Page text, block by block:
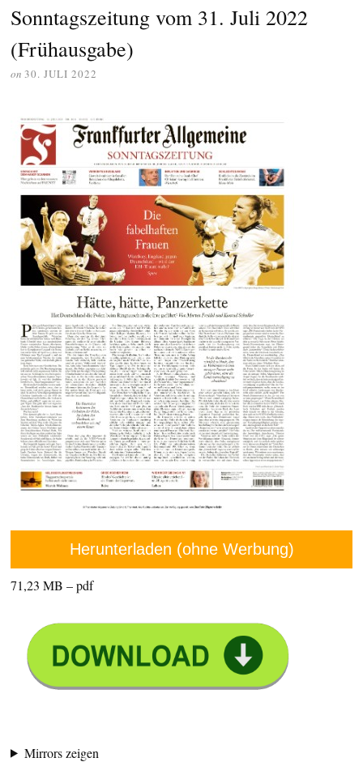
Sonntagszeitung vom 31. Juli 2022
(Frühausgabe)
on 30. JULI 2022
Herunterladen (ohne Werbung)
71,23 MB – pdf
Mirrors zeigen